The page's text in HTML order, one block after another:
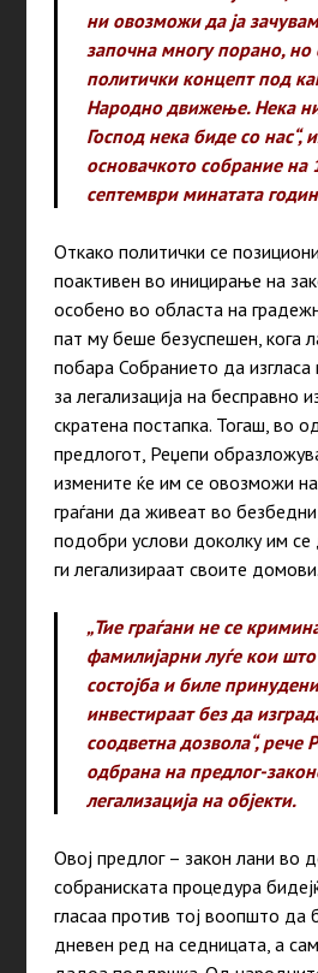
ни овозможи да ја
започна многу порано, но
политички концепт под
Народно движење. Нека
Господ нека биде со нас“,
основачкото собрание на
септември минатата
Откако политички се
поактивен во иницирање на
особено во областа на
пат му беше безуспешен, кога
побара Собранието да
за легализација на бесправно
скратена постапка. Тогаш, во
предлогот, Реџепи
измените ќе им се овозможи
граѓани да живеат во
подобри услови доколку им
ги легализираат своите домови.
„Тие граѓани не се
фамилијарни луѓе кои
состојба и биле
инвестираат без да
соодветна дозвола“, рече
одбрана на предлог-
легализација на објекти.
Овој предлог – закон лани во
собраниската процедура
гласаа против тој воопшто да
дневен ред на седницата, а